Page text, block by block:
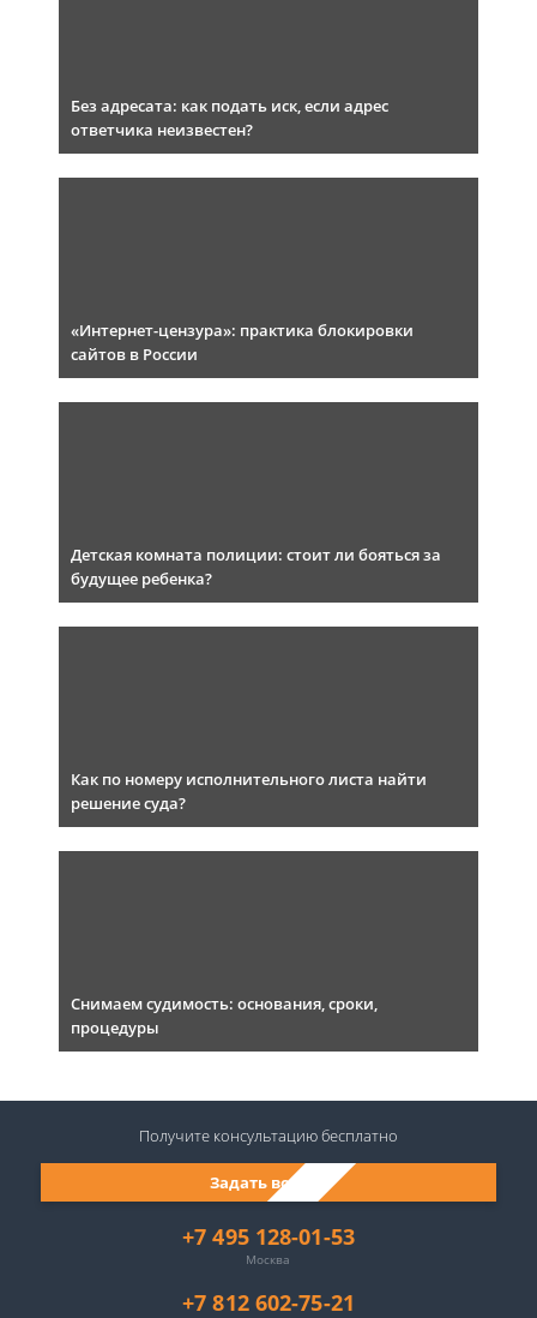
Без адресата: как подать иск, если адрес
ответчика неизвестен?
«Интернет-цензура»: практика блокировки
сайтов в России
Детская комната полиции: стоит ли бояться за
будущее ребенка?
Как по номеру исполнительного листа найти
решение суда?
Снимаем судимость: основания, сроки,
процедуры
+7 495 128-01-53
Москва
+7 812 602-75-21
Задать вопрос
Получите консультациюбесплатно